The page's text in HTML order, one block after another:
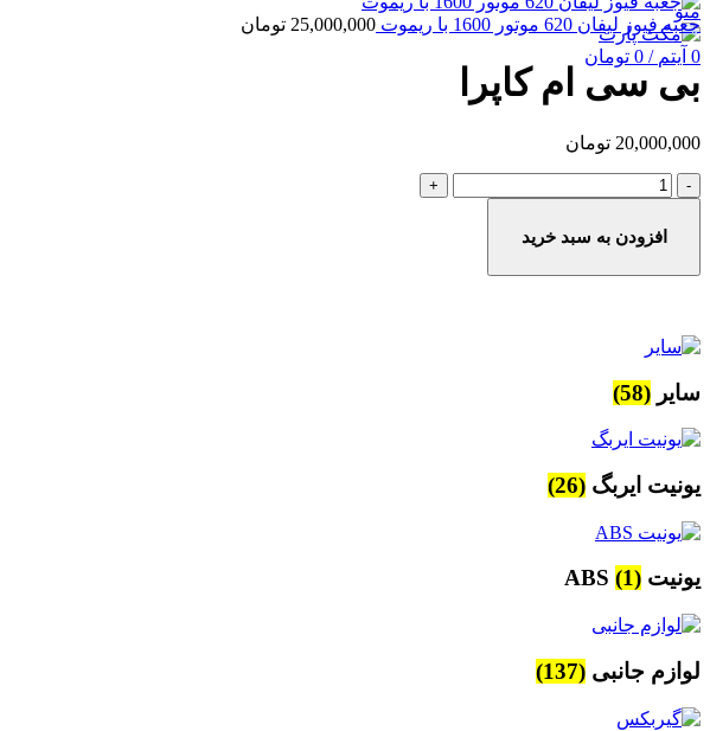
منو
0 آیتم /
0 تومان
جعبه فیوز لیفان 620 موتور 1600 با ریموت 25,000,000 تومان
بی سی ام کاپرا
20,000,000 تومان
بی
سی
ام
کاپرا
عدد
افزودن به سبد خرید
سایر (58)
یونیت ایربگ (26)
یونیت ABS (1)
لوازم جانبی (137)